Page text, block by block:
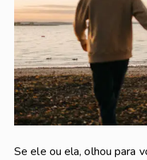
Se ele ou ela, olhou para